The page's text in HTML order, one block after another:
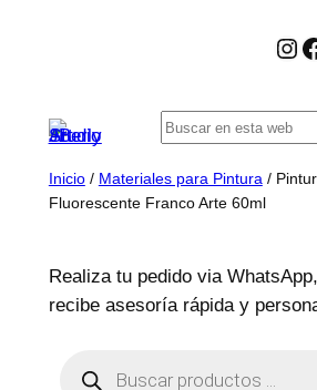
Buscar
Inicio/ Materiales para Pintura /
Fluorescente Franco Arte 60ml
Realiza tu pedido via
recibe asesoría rápida y